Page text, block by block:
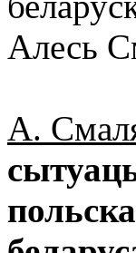
Алесь
А.